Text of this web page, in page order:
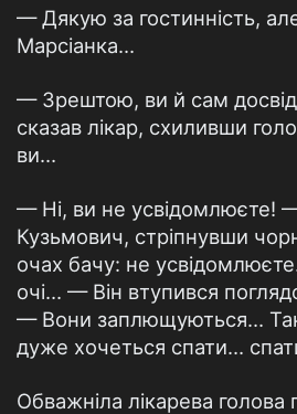
— Дякую за гостинність,
Марсіанка…
— Зрештою, ви й сам
сказав лікар, схиливши
ви…
— Ні, ви не усвідомлюєте!
Кузьмович, стріпнувши
очах бачу: не
очі… — Він втупився
— Вони заплющуються…
дуже хочеться спати…
Обважніла лікарева голова